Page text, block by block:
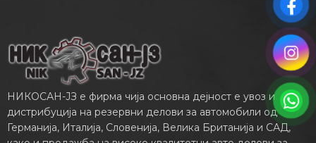
НИКОСАН-ЈЗ е фирма чија основна дејност е увоз и
дистрибуција на резервни делови за автомобили од
Германија, Италија, Словенија, Велика Британија и САД,